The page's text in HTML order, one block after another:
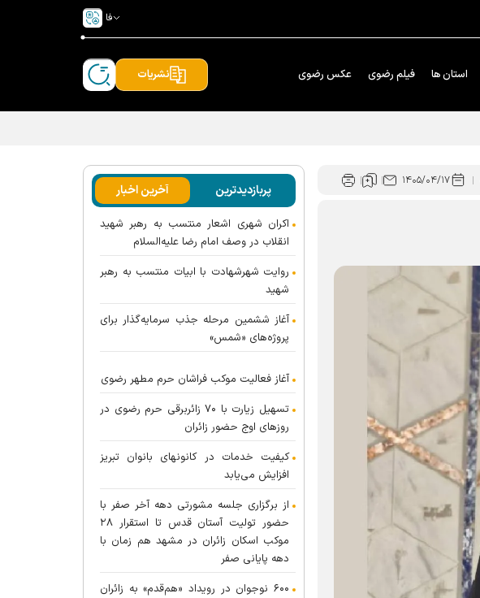
فا
استان ها فیلم رضوی عکس رضوی نشریات
۱۴۰۵/۰۴/۱۷
پربازدیدترین آخرین اخبار
اکران شهری اشعار منتسب به رهبر شهید
انقلاب در وصف امام رضا علیه‌السلام
روایت شهرشهادت با ابیات منتسب به رهبر
شهید
آغاز ششمین مرحله جذب سرمایه‌گذار برای
پروژه‌های «شمس»
آغاز فعالیت موکب فراشان حرم مطهر رضوی
تسهیل زیارت با ۷۰ زائربرقی حرم رضوی در
روز‌های اوج حضور زائران
کیفیت خدمات در کانونهای بانوان تبریز
افزایش می‌یابد
از برگزاری جلسه مشورتی دهه آخر صفر با
حضور تولیت آستان قدس تا استقرار ۲۸
موکب اسکان زائران در مشهد هم زمان با
دهه پایانی صفر
۶۰۰ نوجوان در رویداد «هم‌قدم» به زائران